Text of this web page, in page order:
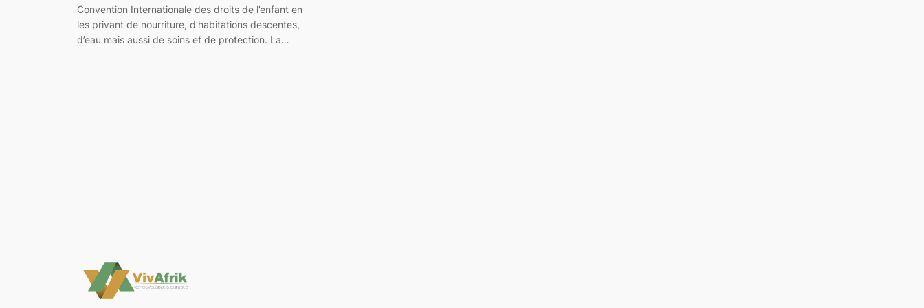
Convention Internationale des droits de l’enfant en
les privant de nourriture, d’habitations descentes,
d’eau mais aussi de soins et de protection. La…